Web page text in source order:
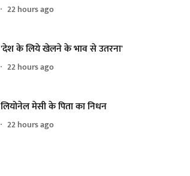
22 hours ago
'देश के लिये खेलने के भाव से उतरना'
22 hours ago
लियोनेल मेसी के पिता का निधन
22 hours ago